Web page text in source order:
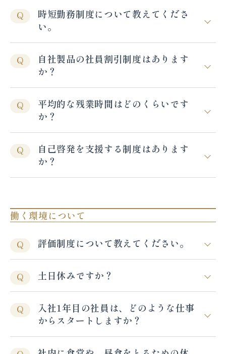
Q
時短勤務制度について教えてくださ
い。
Q
自社製品の社員割引制度はあります
か？
Q
平均的な残業時間はどのくらいです
か？
Q
自己啓発を支援する制度はあります
か？
働く環境について
Q 評価制度について教えてください。
Q 土日休みですか？
Q
入社1年目の社員は、どのような仕事
からスタートしますか？